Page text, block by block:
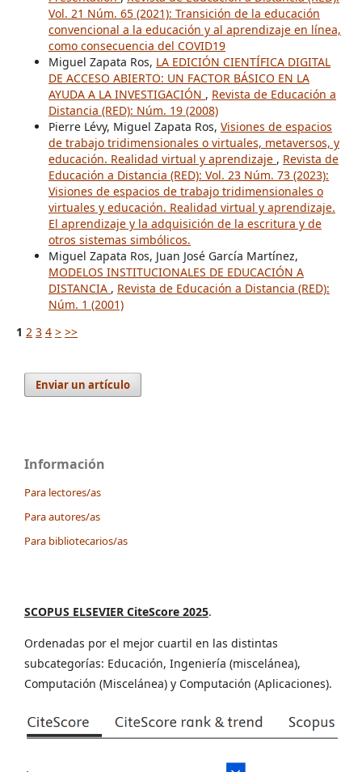
Vol. 21 Núm. 65 (2021): Transición de la educación
convencional a la educación y al aprendizaje en línea,
como consecuencia del COVID19
Miguel Zapata Ros, LA EDICIÓN CIENTÍFICA DIGITAL
DE ACCESO ABIERTO: UN FACTOR BÁSICO EN LA
AYUDA A LA INVESTIGACIÓN , Revista de Educación a
Distancia (RED): Núm. 19 (2008)
Pierre Lévy, Miguel Zapata Ros, Visiones de espacios
de trabajo tridimensionales o virtuales, metaversos, y
educación. Realidad virtual y aprendizaje , Revista de
Educación a Distancia (RED): Vol. 23 Núm. 73 (2023):
Visiones de espacios de trabajo tridimensionales o
virtuales y educación. Realidad virtual y aprendizaje.
El aprendizaje y la adquisición de la escritura y de
otros sistemas simbólicos.
Miguel Zapata Ros, Juan José García Martínez,
MODELOS INSTITUCIONALES DE EDUCACIÓN A
DISTANCIA , Revista de Educación a Distancia (RED):
Núm. 1 (2001)
1 2 3 4 > >>
Enviar un artículo
Información
Para lectores/as
Para autores/as
Para bibliotecarios/as
SCOPUS ELSEVIER CiteScore 2025.
Ordenadas por el mejor cuartil en las distintas
subcategorías: Educación, Ingeniería (miscelánea),
Computación (Miscelánea) y Computación (Aplicaciones).